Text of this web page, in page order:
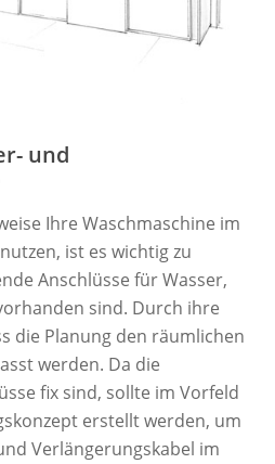
und
Ihre Waschmaschine im
ist es wichtig zu
Anschlüsse für Wasser,
sind. Durch ihre
die Planung den räumlichen
werden. Da die
fix sind, sollte im Vorfeld
erstellt werden, um
Verlängerungskabel im